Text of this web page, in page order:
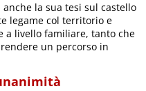
la sua tesi sul castello
legame col territorio e
a livello familiare, tanto che
un percorso in